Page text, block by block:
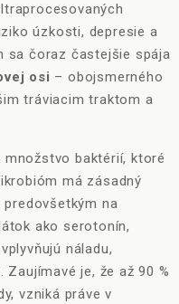
úzkosti, depresie a
sa čoraz častejšie spája
osi – obojsmerného
tráviacim traktom a
baktérií, ktoré
má zásadný
na
ako serotonín,
náladu,
je, že až 90 %
vzniká práve v